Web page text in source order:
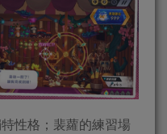
性格；裴蘿的練習場